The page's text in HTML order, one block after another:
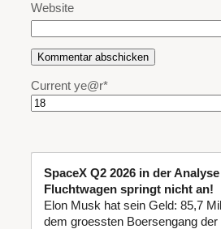
Website
Current ye@r*
SpaceX Q2 2026 in der
Fluchtwagen springt nicht an!
Elon Musk hat sein Geld: 85,7
dem groessten Boersengang